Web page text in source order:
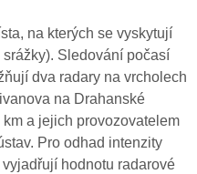
na kterých se vyskytují
srážky). Sledování počasí
dva radary na vrcholech
na Drahanské
a jejich provozovatelem
Pro odhad intenzity
hodnotu radarové